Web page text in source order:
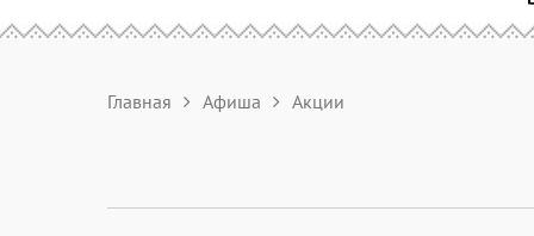
Главная Афиша Акции